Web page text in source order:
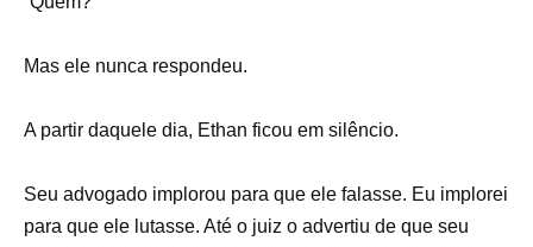
Mas ele nunca respondeu.
A partir daquele dia, Ethan ficou em silêncio.
Seu advogado implorou para que ele falasse. Eu implorei
para que ele lutasse. Até o juiz o advertiu de que seu